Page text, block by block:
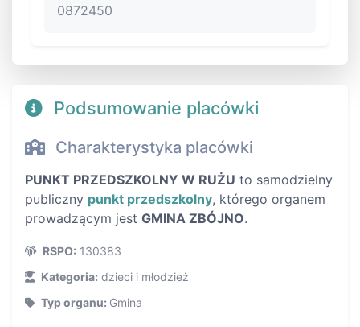
0872450
Podsumowanie placówki
Charakterystyka placówki
PUNKT PRZEDSZKOLNY W RUŻU to samodzielny
publiczny punkt przedszkolny, którego organem
prowadzącym jest GMINA ZBÓJNO.
RSPO: 130383
Kategoria: dzieci i młodzież
Typ organu: Gmina